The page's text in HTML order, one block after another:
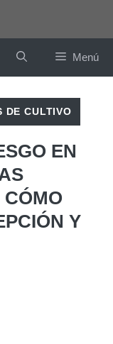
Menú
DE CULTIVO
EN
Y